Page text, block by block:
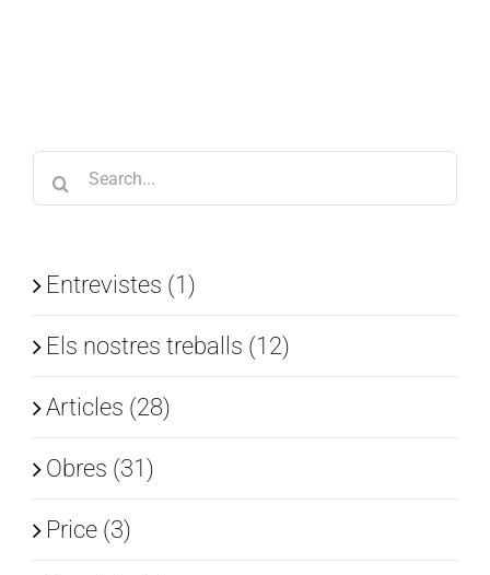
Search
for:
Entrevistes (1)
Els nostres treballs (12)
Articles (28)
Obres (31)
Price (3)